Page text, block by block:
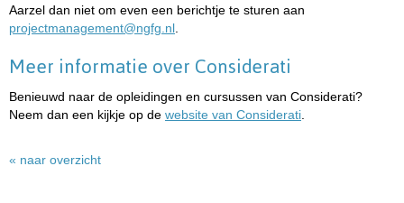
Aarzel dan niet om even een berichtje te sturen aan
tnemeganamtcejorp@ngfg.nl
Meer informatie over Considerati
Benieuwd naar de opleidingen en cursussen van Considerati?
Neem dan een kijkje op de website van Considerati
« naar overzicht